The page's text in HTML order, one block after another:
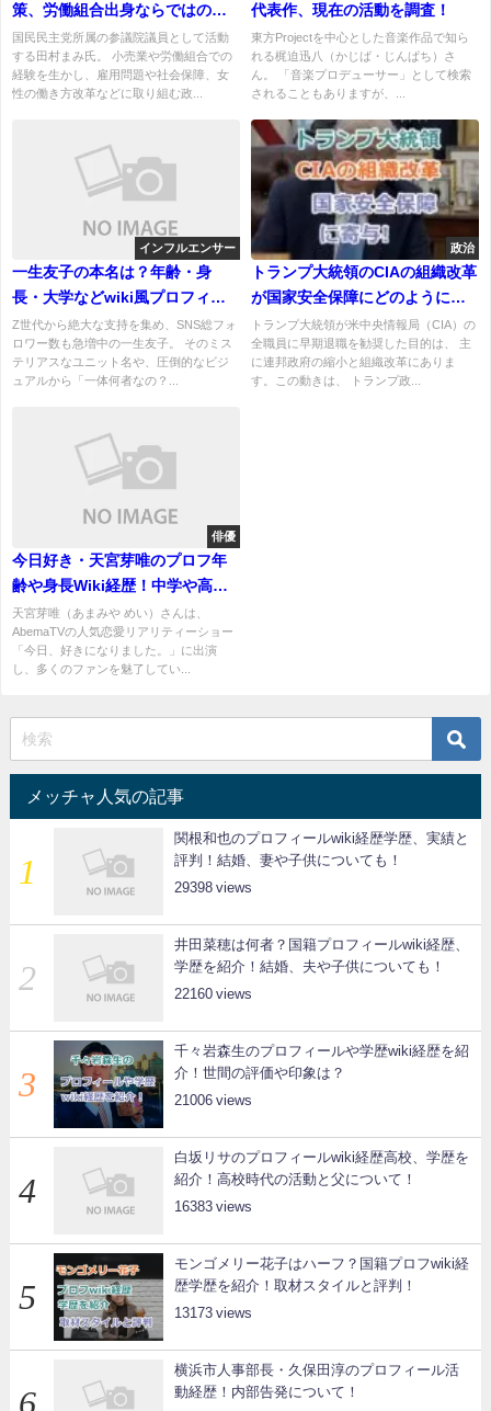
策、労働組合出身ならではの強
みを解説
国民民主党所属の参議院議員として活動
する田村まみ氏。 小売業や労働組合での
経験を生かし、雇用問題や社会保障、女
性の働き方改革などに取り組む政...
代表作、現在の活動を調査！
東方Projectを中心とした音楽作品で知ら
れる梶迫迅八（かじば・じんぱち）さ
ん。 「音楽プロデューサー」として検索
されることもありますが、...
インフルエンサー
一生友子の本名は？年齢・身
長・大学などwiki風プロフィー
ルまとめ！
Z世代から絶大な支持を集め、SNS総フォ
ロワー数も急増中の一生友子。 そのミス
テリアスなユニット名や、圧倒的なビジ
ュアルから「一体何者なの？...
政治
トランプ大統領のCIAの組織改革
が国家安全保障にどのように寄
与するのか？
トランプ大統領が米中央情報局（CIA）の
全職員に早期退職を勧奨した目的は、 主
に連邦政府の縮小と組織改革にありま
す。この動きは、 トランプ政...
俳優
今日好き・天宮芽唯のプロフ年
齢や身長Wiki経歴！中学や高校
など学歴！彼女の魅力は？
天宮芽唯（あまみや めい）さんは、
AbemaTVの人気恋愛リアリティーショー
「今日、好きになりました。」に出演
し、多くのファンを魅了してい...
メッチャ人気の記事
関根和也のプロフィールwiki経歴学歴、実績と
評判！結婚、妻や子供についても！
29398
井田菜穂は何者？国籍プロフィールwiki経歴、
学歴を紹介！結婚、夫や子供についても！
22160
千々岩森生のプロフィールや学歴wiki経歴を紹
介！世間の評価や印象は？
21006
白坂リサのプロフィールwiki経歴高校、学歴を
紹介！高校時代の活動と父について！
16383
モンゴメリー花子はハーフ？国籍プロフwiki経
歴学歴を紹介！取材スタイルと評判！
13173
横浜市人事部長・久保田淳のプロフィール活
動経歴！内部告発について！